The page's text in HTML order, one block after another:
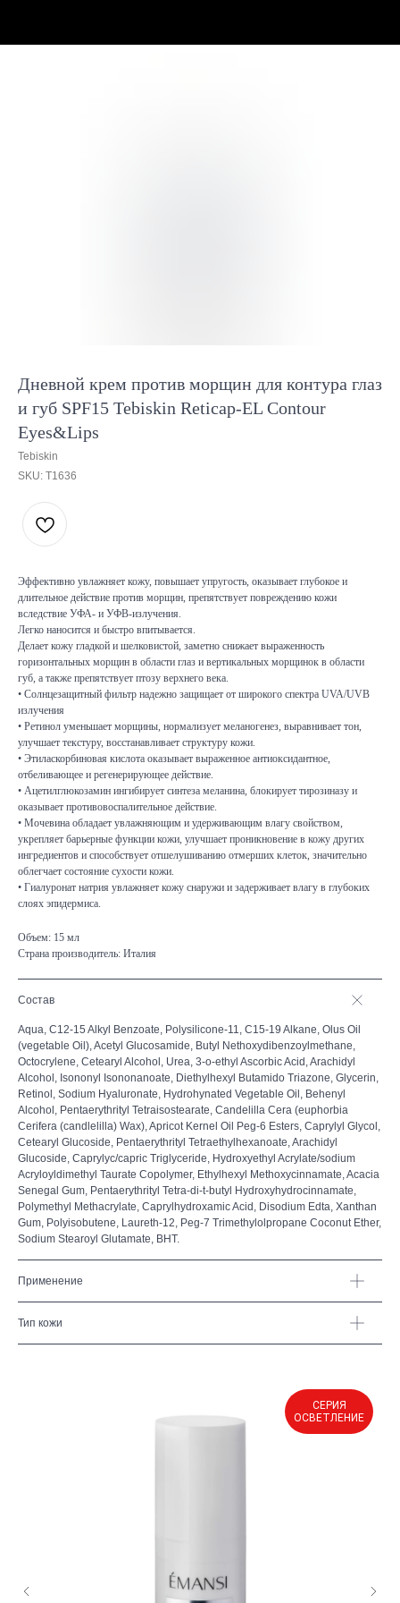
Дневной крем против морщин для контура глаз
и губ SPF15 Tebiskin Reticap-EL Contour
Eyes&Lips
Tebiskin
SKU: T1636
Эффективно увлажняет кожу, повышает упругость, оказывает глубокое и
длительное действие против морщин, препятствует повреждению кожи
вследствие УФА- и УФВ-излучения.
Легко наносится и быстро впитывается.
Делает кожу гладкой и шелковистой, заметно снижает выраженность
горизонтальных морщин в области глаз и вертикальных морщинок в области
губ, а также препятствует птозу верхнего века.
• Солнцезащитный фильтр надежно защищает от широкого спектра UVA/UVB
излучения
• Ретинол уменьшает морщины, нормализует меланогенез, выравнивает тон,
улучшает текстуру, восстанавливает структуру кожи.
• Этиласкорбиновая кислота оказывает выраженное антиоксидантное,
отбеливающее и регенерирующее действие.
• Ацетилглюкозамин ингибирует синтеза меланина, блокирует тирозиназу и
оказывает противовоспалительное действие.
• Мочевина обладает увлажняющим и удерживающим влагу свойством,
укрепляет барьерные функции кожи, улучшает проникновение в кожу других
ингредиентов и способствует отшелушиванию отмерших клеток, значительно
облегчает состояние сухости кожи.
• Гиалуронат натрия увлажняет кожу снаружи и задерживает влагу в глубоких
слоях эпидермиса.
Объем: 15 мл
Страна производитель: Италия
Состав
Aqua, C12-15 Alkyl Benzoate, Polysilicone-11, C15-19 Alkane, Olus Oil
(vegetable Oil), Acetyl Glucosamide, Butyl Nethoxydibenzoylmethane,
Octocrylene, Cetearyl Alcohol, Urea, 3-o-ethyl Ascorbic Acid, Arachidyl
Alcohol, Isononyl Isononanoate, Diethylhexyl Butamido Triazone, Glycerin,
Retinol, Sodium Hyaluronate, Hydrohynated Vegetable Oil, Behenyl
Alcohol, Pentaerythrityl Tetraisostearate, Candelilla Cera (euphorbia
Cerifera (candlelilla) Wax), Apricot Kernel Oil Peg-6 Esters, Caprylyl Glycol,
Cetearyl Glucoside, Pentaerythrityl Tetraethylhexanoate, Arachidyl
Glucoside, Caprylyc/capric Triglyceride, Hydroxyethyl Acrylate/sodium
Acryloyldimethyl Taurate Copolymer, Ethylhexyl Methoxycinnamate, Acacia
Senegal Gum, Pentaerythrityl Tetra-di-t-butyl Hydroxyhydrocinnamate,
Polymethyl Methacrylate, Caprylhydroxamic Acid, Disodium Edta, Xanthan
Gum, Polyisobutene, Laureth-12, Peg-7 Trimethylolpropane Coconut Ether,
Sodium Stearoyl Glutamate, BHT.
Применение
Тип кожи
СЕРИЯ
ОСВЕТЛЕНИЕ